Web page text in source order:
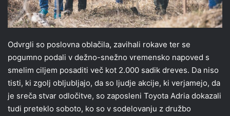
Odvrgli so poslovna oblačila, zavihali rokave ter se
pogumno podali v dežno-snežno vremensko napoved s
smelim ciljem posaditi več kot 2.000 sadik dreves. Da niso
tisti, ki zgolj obljubljajo, da so ljudje akcije, ki verjamejo, da
je sreča stvar odločitve, so zaposleni Toyota Adria dokazali
tudi preteklo soboto, ko so v sodelovanju z družbo